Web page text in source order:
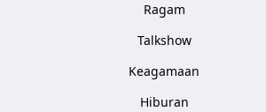
Ragam
Talkshow
Keagamaan
Hiburan